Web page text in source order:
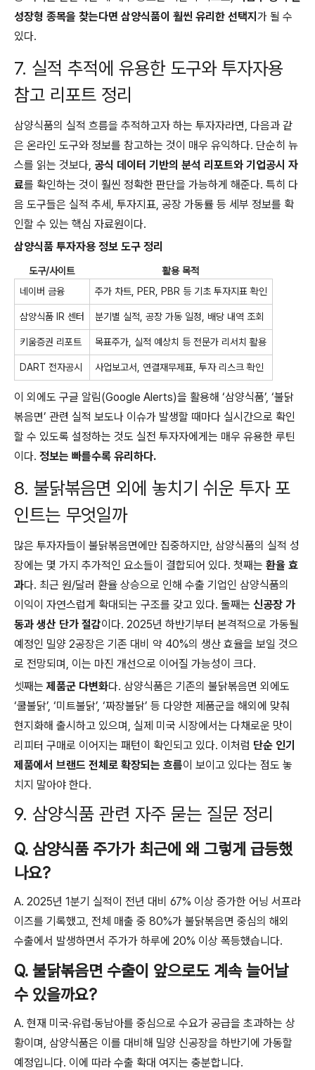
성장형 종목을 찾는다면 삼양식품이 훨씬 유리한 선택지 가 될 수
있다.
7. 실적 추적에 유용한 도구와 투자자용
참고 리포트 정리
삼양식품의 실적 흐름을 추적하고자 하는 투자자라면, 다음과 같
은 온라인 도구와 정보를 참고하는 것이 매우 유익하다. 단순히 뉴
스를 읽는 것보다, 공식 데이터 기반의 분석 리포트와 기업공시 자
료를 확인하는 것이 훨씬 정확한 판단을 가능하게 해준다. 특히 다
음 도구들은 실적 추세, 투자지표, 공장 가동률 등 세부 정보를 확
인할 수 있는 핵심 자료원이다.
삼양식품 투자자용 정보 도구 정리
도구/사이트
활용 목적
네이버 금융
주가 차트, PER, PBR 등 기초 투자지표 확인
삼양식품 IR 센터 분기별 실적, 공장 가동 일정, 배당 내역 조회
키움증권 리포트 목표주가, 실적 예상치 등 전문가 리서치 활용
DART 전자공시 사업보고서, 연결재무제표, 투자 리스크 확인
이 외에도 구글 알림(Google Alerts)을 활용해 ‘삼양식품’, ‘불닭
볶음면’ 관련 실적 보도나 이슈가 발생할 때마다 실시간으로 확인
할 수 있도록 설정하는 것도 실전 투자자에게는 매우 유용한 루틴
이다. 정보는 빠를수록 유리하다.
8. 불닭볶음면 외에 놓치기 쉬운 투자 포
인트는 무엇일까
많은 투자자들이 불닭볶음면에만 집중하지만, 삼양식품의 실적 성
장에는 몇 가지 추가적인 요소들이 결합되어 있다. 첫째는 환율 효
과다. 최근 원/달러 환율 상승으로 인해 수출 기업인 삼양식품의
이익이 자연스럽게 확대되는 구조를 갖고 있다. 둘째는 신공장 가
동과 생산 단가 절감이다. 2025년 하반기부터 본격적으로 가동될
예정인 밀양 2공장은 기존 대비 약 40%의 생산 효율을 보일 것으
로 전망되며, 이는 마진 개선으로 이어질 가능성이 크다.
셋째는제품군 다변화다. 삼양식품은 기존의 불닭볶음면 외에도
‘쿨불닭’, ‘미트불닭’, ‘짜장불닭’ 등 다양한 제품군을 해외에 맞춰
현지화해 출시하고 있으며, 실제 미국 시장에서는 다채로운 맛이
리피터 구매로 이어지는 패턴이 확인되고 있다. 이처럼 단순 인기
제품에서 브랜드 전체로 확장되는 흐름이 보이고 있다는 점도 놓
치지 말아야 한다.
9. 삼양식품 관련 자주 묻는 질문 정리
Q. 삼양식품 주가가 최근에 왜 그렇게 급등했
나요?
A. 2025년 1분기 실적이 전년 대비 67% 이상 증가한 어닝 서프라
이즈를 기록했고, 전체 매출 중 80%가 불닭볶음면 중심의 해외
수출에서 발생하면서 주가가 하루에 20% 이상 폭등했습니다.
Q. 불닭볶음면 수출이 앞으로도 계속 늘어날
수 있을까요?
A. 현재 미국·유럽·동남아를 중심으로 수요가 공급을 초과하는 상
황이며, 삼양식품은 이를 대비해 밀양 신공장을 하반기에 가동할
예정입니다. 이에 따라 수출 확대 여지는 충분합니다.